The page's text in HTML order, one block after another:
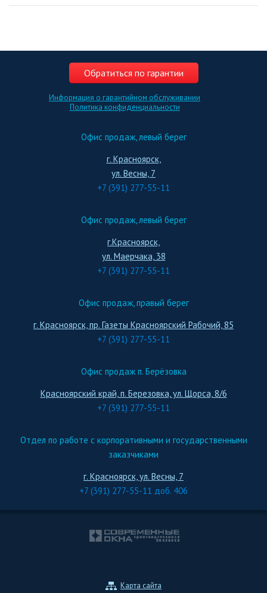
Обратиться по гарантии
Информация о гарантийном обслуживании
Политика конфиденциальности
Офис продаж, левый берег
г. Красноярск,
ул. Весны, 7
+7 (391) 277-55-11
Офис продаж, левый берег
г.Красноярск,
ул. Маерчака, 38
+7 (391) 277-55-11
Офис продаж, правый берег
г. Красноярск, пр. Газеты Красноярский Рабочий, 85
+7 (391) 277-55-11
Офис продаж п. Берёзовка
Красноярский край, п. Березовка, ул. Щорса, 8/6
+7 (391) 277-55-11
Отдел по работе с корпоративными и государственными
заказчиками
г. Красноярск, ул. Весны, 7
+7 (391) 277-55-11 доб. 406
Карта сайта